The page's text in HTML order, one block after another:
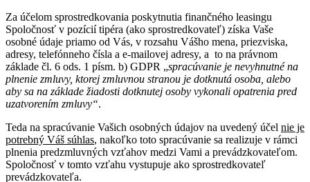
Za účelom sprostredkovania poskytnutia finančného leasingu
Spoločnosť v pozícií tipéra (ako sprostredkovateľ) získa Vaše
osobné údaje priamo od Vás, v rozsahu Vášho mena, priezviska,
adresy, telefónneho čísla a e-mailovej adresy, a to na právnom
základe čl. 6 ods. 1 písm. b) GDPR „spracúvanie je nevyhnutné na
plnenie zmluvy, ktorej zmluvnou stranou je dotknutá osoba, alebo
aby sa na základe žiadosti dotknutej osoby vykonali opatrenia pred
uzatvorením zmluvy“.
Teda na spracúvanie Vašich osobných údajov na uvedený účel nie je
potrebný Váš súhlas, nakoľko toto spracúvanie sa realizuje v rámci
plnenia predzmluvných vzťahov medzi Vami a prevádzkovateľom.
Spoločnosť v tomto vzťahu vystupuje ako sprostredkovateľ
prevádzkovateľa.